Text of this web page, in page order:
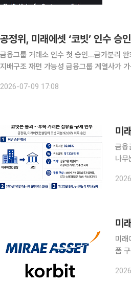
공정위, 미래에셋 ‘코빗’ 인수 승
금융그룹 거래소 인수 첫 승인…금가분리
지배구조 재편 가능성 금융그룹 계열사가 가상자산 거래소를 인수하는 첫 사례가 나오면서 금융회사와 가상자산 사업자 간 결합을 제한해
2026-07-09 17:08
미
금융
나무
가분
미
미래
폼 구축에 속도를 낸